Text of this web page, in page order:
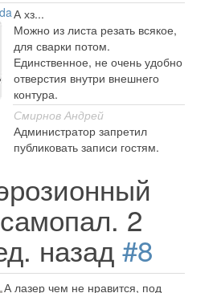
А хз...
Можно из листа резать всякое,
для сварки потом.
Единственное, не очень удобно
отверстия внутри внешнего
контура.
Смирнов Андрей
Администратор запретил
публиковать записи гостям.
2
назад #8
А лазер чем не нравится, под